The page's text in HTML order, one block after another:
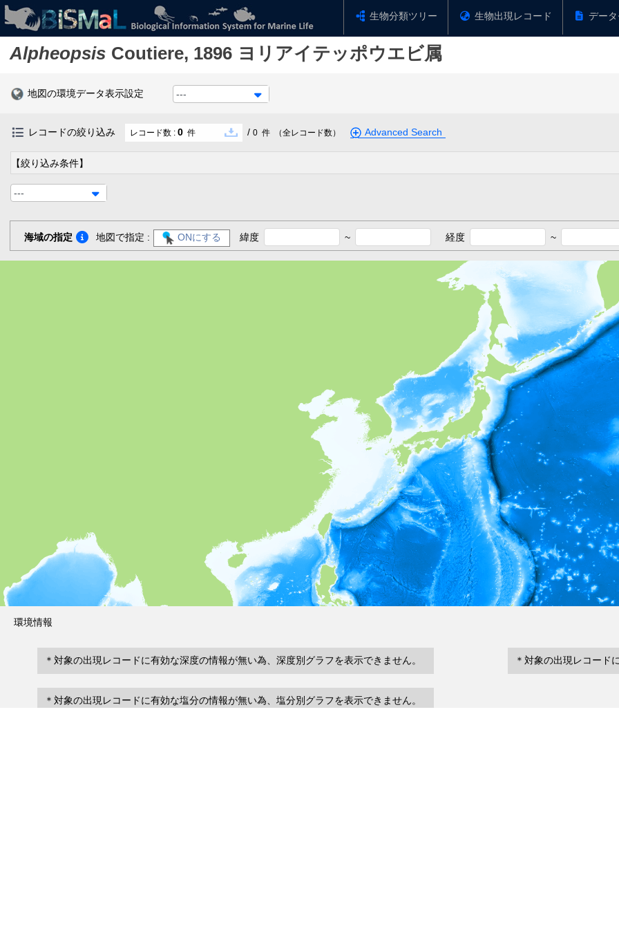
生物分類ツリー 生物出現レコード デー
Alpheopsis Coutiere, 1896 ヨリアイテッポウエビ属
地図の環境データ表示設定 ---
レコードの絞り込み レコード数 : 0 件 / 0 件 （全レコード数） Advanced Search
【絞り込み条件】
---
海域の指定 地図で指定 : ONにする 緯度 ~ 経度 ~
環境情報
＊対象の出現レコードに有効な深度の情報が無い為、深度別グラフを表示できません。 ＊対象の出現レコード
＊対象の出現レコードに有効な塩分の情報が無い為、塩分別グラフを表示できません。